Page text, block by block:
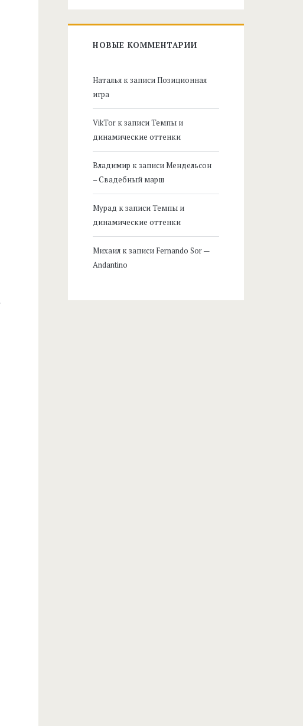
НОВЫЕ КОММЕНТАРИИ
Наталья к записиПозиционная
игра
VikTor к записиТемпы и
динамические оттенки
Владимир к записиМендельсон
– Свадебный марш
Мурад к записиТемпы и
динамические оттенки
Михаил к записи Fernando Sor —
Andantino